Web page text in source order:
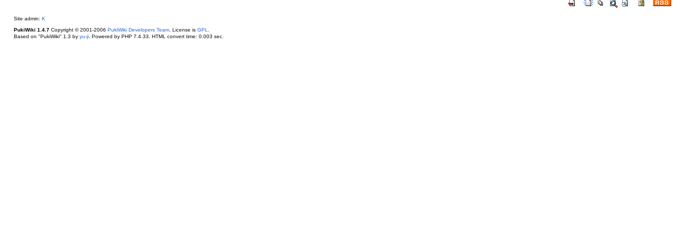
Site admin: K
PukiWiki 1.4.7Copyright © 2001-2006 PukiWiki Developers Team. License is GPL
Based on "PukiWiki" 1.3 by yu-ji. Powered by PHP 7.4.33. HTML convert time: 0.003 sec.